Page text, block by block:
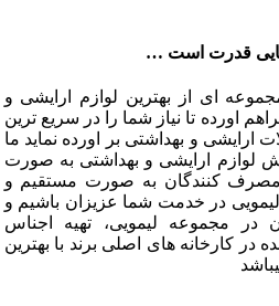
قدرت است …
ای از بهترین لوازم ارایشی و
تا نیاز شما را در سریع ترین
و بهداشتی بر اورده نماید ما
پخش لوازم ارایشی و بهداشتی به صورت
کنندگان به صورت مستقیم و
در خدمت شما عزیزان باشیم و
لیمویی، تهیه اجناس
های اصلی برند با بهترین